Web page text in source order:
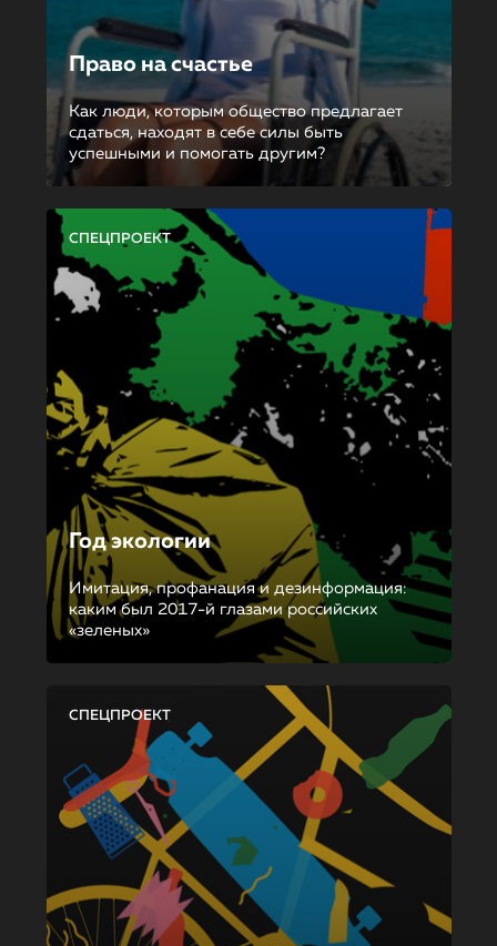
Право на счастье
Как люди, которым общество предлагает
сдаться, находят в себе силы быть
успешными и помогать другим?
СПЕЦПРОЕКТ
Год экологии
Имитация, профанация и дезинформация:
каким был 2017-й глазами российских
«зеленых»
СПЕЦПРОЕКТ